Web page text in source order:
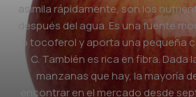
asimila rápidamente, son los
después del agua. Es una fuente
o tocoferol y aporta una pequeña
C. También es rica en fibra. Dada
manzanas que hay, la mayoría
encontrar en el mercado desde